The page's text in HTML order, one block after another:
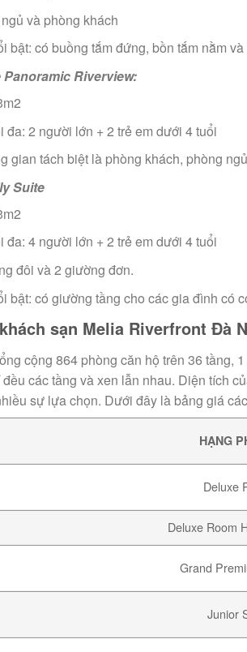
và phòng khách
bật: có buồng tắm đứng, bồn tắm nằm
Riverview:
đa: 2 người lớn + 2 trẻ em dưới 4 tuổi
gian tách biệt là phòng khách, phòng
Suite
đa: 4 người lớn + 2 trẻ em dưới 4 tuổi
đôi và 2 giường đơn.
bật: có giường tầng cho các gia đình có
sạn Melia Riverfront Đà
cộng 864 phòng căn hộ trên 36 tầng,
các tầng và xen lẫn nhau. Diện tích
sự lựa chọn. Dưới đây là bảng giá
HẠNG
Deluxe
Deluxe Room
Grand
Junior